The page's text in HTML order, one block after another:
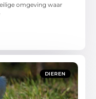
omgeving waar
DIEREN